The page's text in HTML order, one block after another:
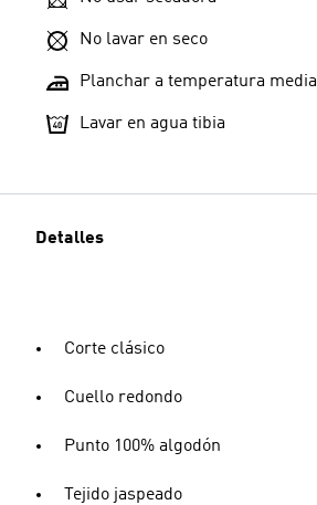
No lavar en seco
Planchar a temperatura media
Lavar en agua tibia
Detalles
Corte clásico
Cuello redondo
Punto 100% algodón
Tejido jaspeado